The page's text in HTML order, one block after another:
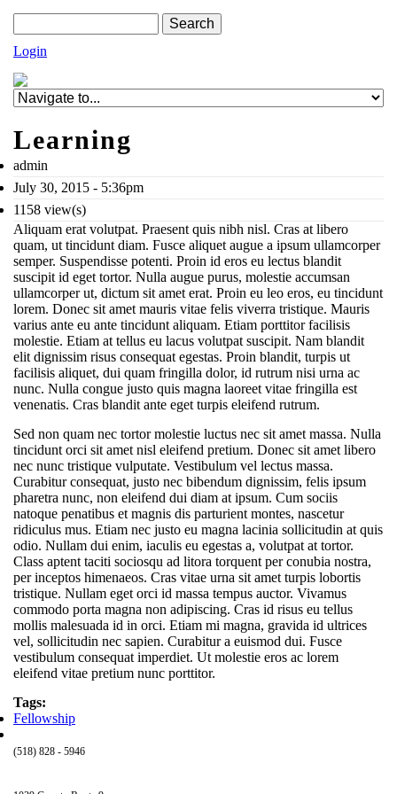
Search form
Login
Learning
admin
July 30, 2015 - 5:36pm
1158 view(s)
Aliquam erat volutpat. Praesent quis nibh nisl. Cras at libero
quam, ut tincidunt diam. Fusce aliquet augue a ipsum ullamcorper
semper. Suspendisse potenti. Proin id eros eu lectus blandit
suscipit id eget tortor. Nulla augue purus, molestie accumsan
ullamcorper ut, dictum sit amet erat. Proin eu leo eros, eu tincidunt
lorem. Donec sit amet mauris vitae felis viverra tristique. Mauris
varius ante eu ante tincidunt aliquam. Etiam porttitor facilisis
molestie. Etiam at tellus eu lacus volutpat suscipit. Nam blandit
elit dignissim risus consequat egestas. Proin blandit, turpis ut
facilisis aliquet, dui quam fringilla dolor, id rutrum nisi urna ac
nunc. Nulla congue justo quis magna laoreet vitae fringilla est
venenatis. Cras blandit ante eget turpis eleifend rutrum.
Sed non quam nec tortor molestie luctus nec sit amet massa. Nulla
tincidunt orci sit amet nisl eleifend pretium. Donec sit amet libero
nec nunc tristique vulputate. Vestibulum vel lectus massa.
Curabitur consequat, justo nec bibendum dignissim, felis ipsum
pharetra nunc, non eleifend dui diam at ipsum. Cum sociis
natoque penatibus et magnis dis parturient montes, nascetur
ridiculus mus. Etiam nec justo eu magna lacinia sollicitudin at quis
odio. Nullam dui enim, iaculis eu egestas a, volutpat at tortor.
Class aptent taciti sociosqu ad litora torquent per conubia nostra,
per inceptos himenaeos. Cras vitae urna sit amet turpis lobortis
tristique. Nullam eget orci id massa tempus auctor. Vivamus
commodo porta magna non adipiscing. Cras id risus eu tellus
mollis malesuada id in orci. Etiam mi magna, gravida id ultrices
vel, sollicitudin nec sapien. Curabitur a euismod dui. Fusce
vestibulum consequat imperdiet. Ut molestie eros ac lorem
eleifend vitae pretium nunc porttitor.
Tags:
Fellowship
(518) 828 - 5946